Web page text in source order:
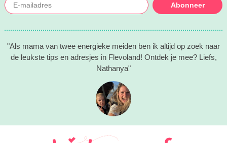
Abonneer
"Als mama van twee energieke meiden ben ik altijd op zoek naar
de leukste tips en adresjes in Flevoland! Ontdek je mee? Liefs,
Nathanya"